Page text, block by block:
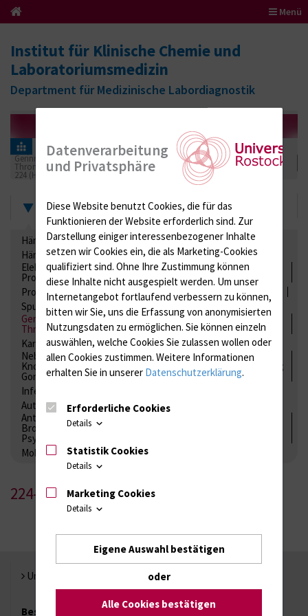
Menü
Institut für Klinische Chemie und
Laboratoriumsmedizin
Department für Medizinische Labordiagnostik
Informationen für Einsender
Ringversuchszertifikate
Gerinnung / Gerinnungsaktivierung / Gerinnungsfaktoren /
Thrombozytenfunktion / Antikoagulation
224 (Hämostaseologie IV) 2016
Zertifikate
Hämatologie / Anämie
Retikulozyten
Hämoglobinelektrophorese
Liquordiagnostik
Elektrolyte, Enzyme, Substrate, Metabolite, Blutalkohol,
Proteine
Proteine
Lipide / Lipoproteine Niere / Harnwege
Spurenelemente
Säuren-Basen-Status
Gerinnung / Gerinnungsaktivierung / Gerinnungsfaktoren /
Thrombozytenfunktion / Antikoagulation
Kardiale Marker
Tumormarker
Interleukine
Nebenniere / Niere; Nebenschilddrüse ( Ca-Stoffwechsel /
Knochen; Hypophyse / Wachstum; Gestroinaltrakt / Vitamine;
Gonaden / Zyklus / Sterilität
Infektionsserologie
Autoimmundiagnostik
Antibiotika, Zystostatika, Immunsuppressiva, Amaleptika,
Bronchospasmolytika, Antiepileptika, Kardiaka,
Psychpharmaka
Molekulare Diagnostik
224-1
Universität Rostock
Besuchen Sie uns
Datenverarbeitung
und Privatsphäre
Diese Website benutzt Cookies, die für das
Funktionieren der Website erforderlich sind. Zur
Darstellung einiger interessenbezogener Inhalte
setzen wir Cookies ein, die als Marketing-Cookies
qualifiziert sind. Ohne Ihre Zustimmung können
diese Inhalte nicht ausgespielt werden. Um unser
Internetangebot fortlaufend verbessern zu können,
bitten wir Sie, uns die Erfassung von anonymisierten
Nutzungsdaten zu ermöglichen. Sie können einzeln
auswählen, welche Cookies Sie zulassen wollen oder
allen Cookies zustimmen. Weitere Informationen
erhalten Sie in unserer Datenschutzerklärung.
Erforderliche Cookies
Details
Statistik Cookies
Details
Marketing Cookies
Details
Eigene Auswahl bestätigen
oder
Alle Cookies bestätigen